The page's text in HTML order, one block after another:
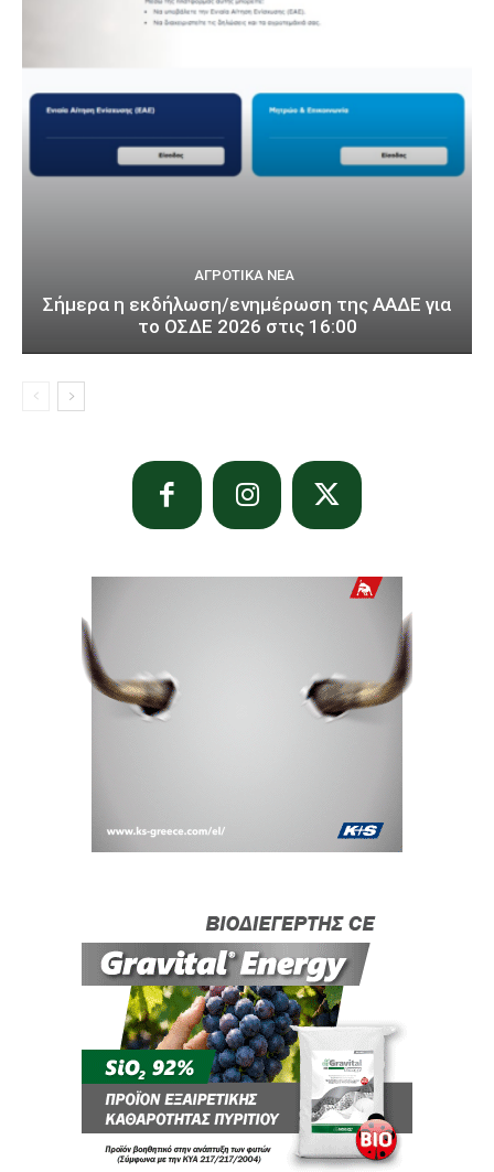
ΑΓΡΟΤΙΚΆ ΝΈΑ
Σήμερα η εκδήλωση/ενημέρωση της ΑΑΔΕ για
το ΟΣΔΕ 2026 στις 16:00